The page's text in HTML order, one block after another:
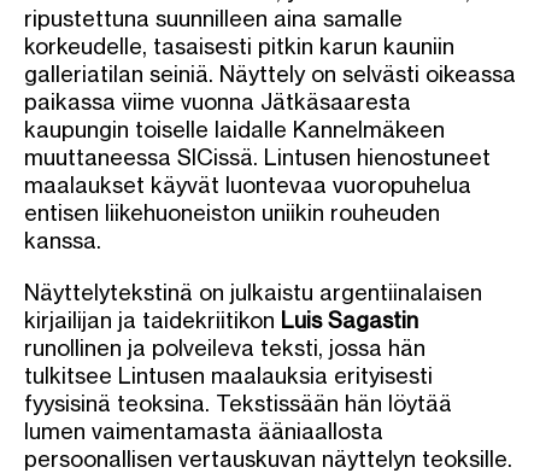
ripustettuna suunnilleen aina samalle
korkeudelle, tasaisesti pitkin karun kauniin
galleriatilan seiniä. Näyttely on selvästi oikeassa
paikassa viime vuonna Jätkäsaaresta
kaupungin toiselle laidalle Kannelmäkeen
muuttaneessa SICissä. Lintusen hienostuneet
maalaukset käyvät luontevaa vuoropuhelua
entisen liikehuoneiston uniikin rouheuden
kanssa.
Näyttelytekstinä on julkaistu argentiinalaisen
kirjailijan ja taidekriitikon Luis Sagastin
runollinen ja polveileva teksti, jossa hän
tulkitsee Lintusen maalauksia erityisesti
fyysisinä teoksina. Tekstissään hän löytää
lumen vaimentamasta ääniaallosta
persoonallisen vertauskuvan näyttelyn teoksille.